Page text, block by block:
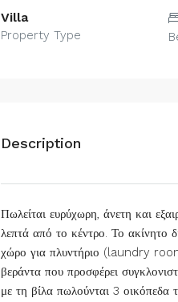
Villa
Property Type
Description
Πωλείται ευρύχωρη, άνετη και
λεπτά από το κέντρο. Το ακίνητο
χώρο για πλυντήριο (laundry
βεράντα που προσφέρει
με τη βίλα πωλούνται 3